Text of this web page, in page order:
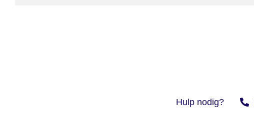
Hulp nodig?